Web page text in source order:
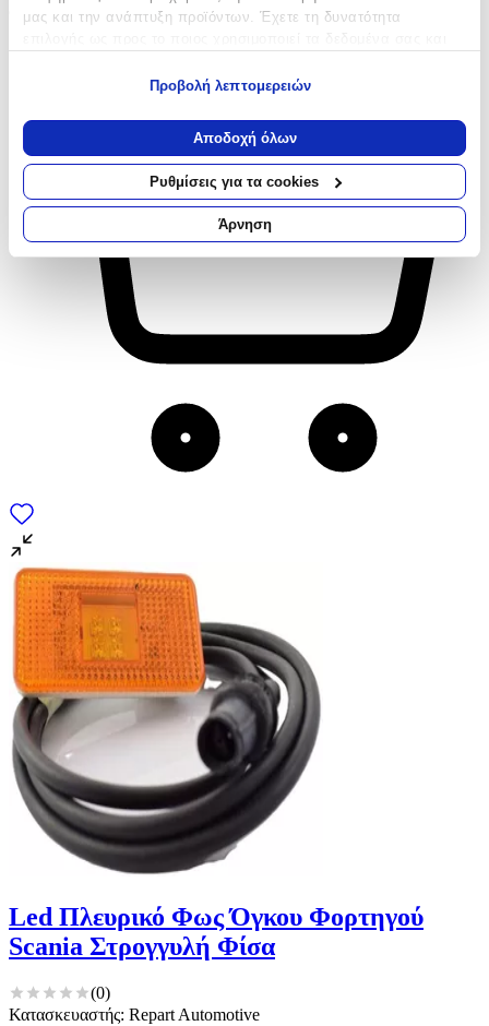
μας και την ανάπτυξη προϊόντων. Έχετε τη δυνατότητα
Να συλλέξουμε πληροφορίες σχετικά με τη γεωγραφική
σας τοποθεσία, οι οποίες μπορεί να είναι ακριβείς σε
απόσταση μερικών μέτρων
Να αναγνωρίσουμε τη συσκευή σας σαρώνοντας ενεργά
για συγκεκριμένα χαρακτηριστικά (δακτυλικό αποτύπωμα)
Μάθετε περισσότερα σχετικά με τον τρόπο επεξεργασίας των
προσωπικών σας δεδομένων και καθορίστε τις προτιμήσεις σας
ενότητα “Λεπτομέρειες”
. Μπορείτε να αλλάξετε ή να
ανακαλέσετε τη συγκατάθεσή σας ανά πάσα στιγμή από τη
Δήλωση Cookies.
παρέχουμε λειτουργίες μέσων κοινωνικής δικτύωσης και να
αναλύουμε την κυκλοφορία μας. Εμείς και οι 1022 συνεργάτες
μας επεξεργαζόμαστε προσωπικά σας δεδομένα, π.χ. τη
για να αποθηκεύουμε και να έχουμε πρόσβαση σε πληροφορίες
στη συσκευή σας, με σκοπό την προβολή εξατομικευμένων
διαφημίσεων και περιεχομένου, τις μετρήσεις σχετικά με
διαφημίσεις και περιεχόμενο, την καλύτερη εικόνα του κοινού
μας και την ανάπτυξη προϊόντων. Επίσης, κοινοποιούμε
πληροφορίες σχετικά με την από μέρους σας χρήση της
τοποθεσίας μας στους συνεργάτες μέσων κοινωνικής
δικτύωσης, διαφημίσεων και ανάλυσης.
Προβολή λεπτομερειών
Αποδοχή όλων
Ρυθμίσεις για τα cookies
Άρνηση
90
Led Πλευρικό Φως Όγκου Φορτηγού
Scania Στρογγυλή Φίσα
(0)
Κατασκευαστής: Repart Automotive